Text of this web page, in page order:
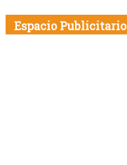
Espacio Publicitario